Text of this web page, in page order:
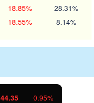
18.85% 28.31%
18.55% 8.14%
-0.21 -0.02%